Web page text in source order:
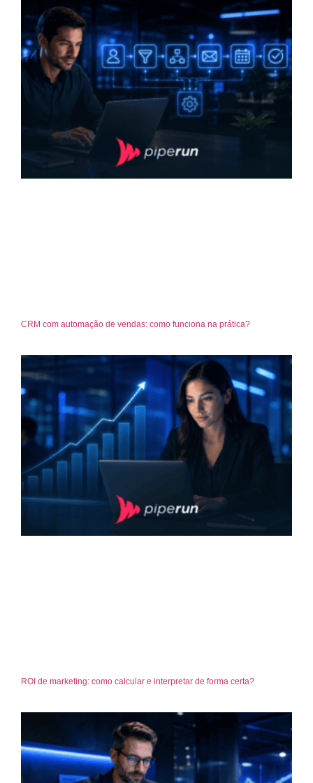
CRM com automação de vendas: como funciona na prática?
ROI de marketing: como calcular e interpretar de forma certa?